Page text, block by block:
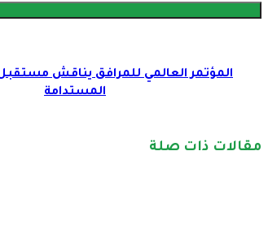
المؤتمر العالمي للمرافق يناقش مستقبل
المستدامة
مقالات ذات صلة